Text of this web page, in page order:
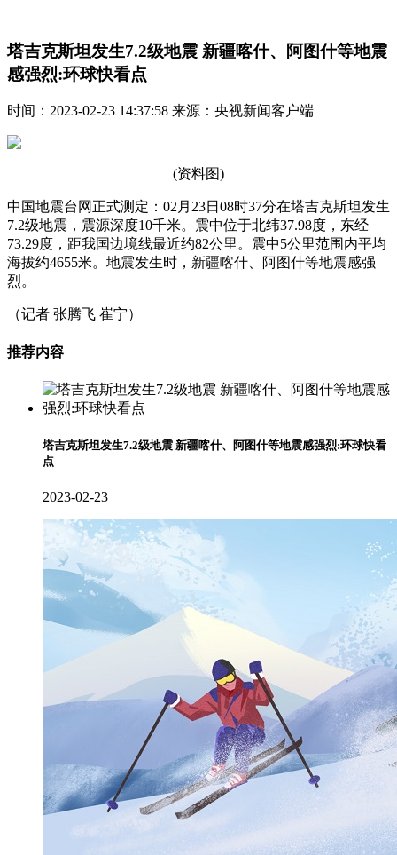
塔吉克斯坦发生7.2级地震 新疆喀什、阿图什等地震
感强烈:环球快看点
时间：2023-02-23 14:37:58 来源：央视新闻客户端
(资料图)
中国地震台网正式测定：02月23日08时37分在塔吉克斯坦发生
7.2级地震，震源深度10千米。震中位于北纬37.98度，东经
73.29度，距我国边境线最近约82公里。震中5公里范围内平均
海拔约4655米。地震发生时，新疆喀什、阿图什等地震感强
烈。
（记者 张腾飞 崔宁）
推荐内容
塔吉克斯坦发生7.2级地震 新疆喀什、阿图什等地震感强烈:环球快看
点
2023-02-23